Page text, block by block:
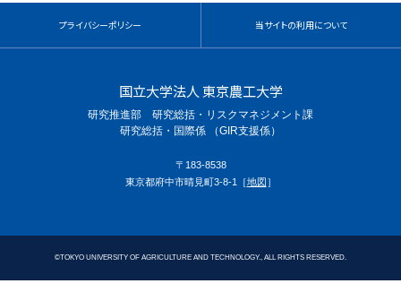
プライバシーポリシー 当サイトの利用について
国立大学法人 東京農工大学
研究推進部 研究総括・リスクマネジメント課
研究総括・国際係 （GIR支援係）
〒183-8538
東京都府中市晴見町3-8-1［地図］
©TOKYO UNIVERSITY OF AGRICULTURE AND TECHNOLOGY., ALL RIGHTS RESERVED.